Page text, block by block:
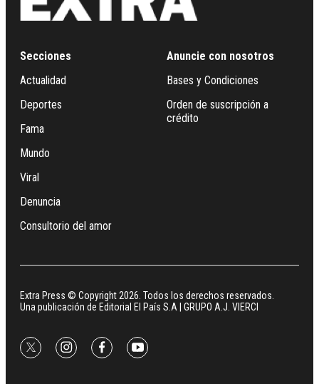
Secciones
Actualidad
Deportes
Fama
Mundo
Viral
Denuncia
Consultorio del amor
Anuncie con nosotros
Bases y Condiciones
Orden de suscripción a
crédito
Extra Press © Copyright 2026. Todos los derechos reservados.
Una publicación de Editorial El País S.A | GRUPO A.J. VIERCI
twitterinstagramfacebookyoutube